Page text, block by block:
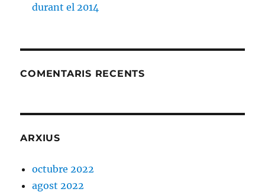
durant el 2014
COMENTARIS RECENTS
ARXIUS
octubre 2022
agost 2022